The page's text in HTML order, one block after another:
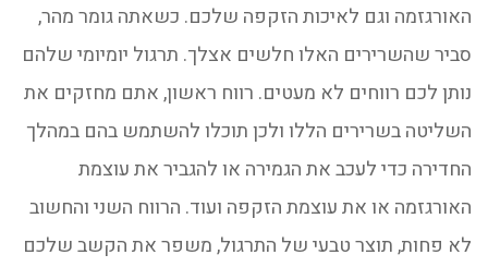
האורגזמה וגם לאיכות הזקפה שלכם. כשאתה גומר מהר,
סביר שהשרירים האלו חלשים אצלך. תרגול יומיומי שלהם
נותן לכם רווחים לא מעטים. רווח ראשון, אתם מחזקים את
השליטה בשרירים הללו ולכן תוכלו להשתמש בהם במהלך
החדירה כדי לעכב את הגמירה או להגביר את עוצמת
האורגזמה או את עוצמת הזקפה ועוד. הרווח השני והחשוב
לא פחות, תוצר טבעי של התרגול, משפר את הקשב שלכם